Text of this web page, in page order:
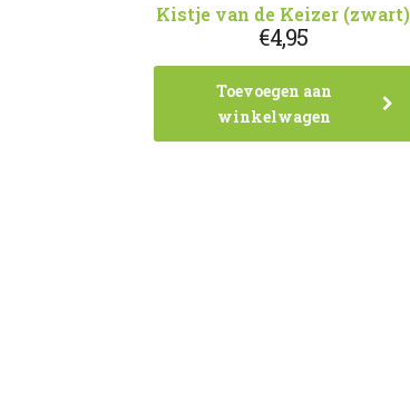
Kistje van de Keizer (zwart)
€4,95
Toevoegen aan
winkelwagen